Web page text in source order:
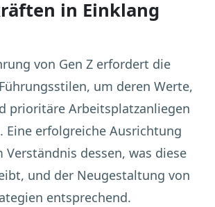
in Einklang
von Gen Z erfordert die
um deren Werte,
prioritäre Arbeitsplatzanliegen
Eine erfolgreiche Ausrichtung
dessen, was diese
und der Neugestaltung von
entsprechend.